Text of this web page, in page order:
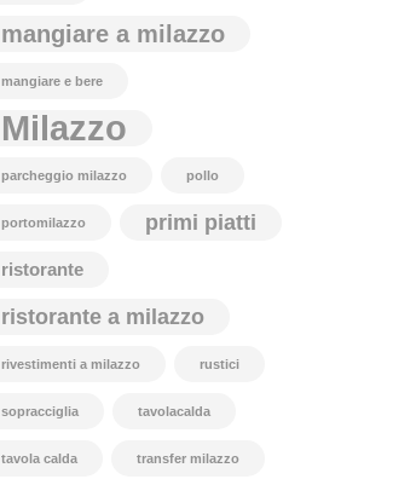
mangiare a milazzo
mangiare e bere
Milazzo
parcheggio milazzo pollo
portomilazzo primi piatti
ristorante
ristorante a milazzo
rivestimenti a milazzo rustici
sopracciglia tavolacalda
tavola calda transfer milazzo